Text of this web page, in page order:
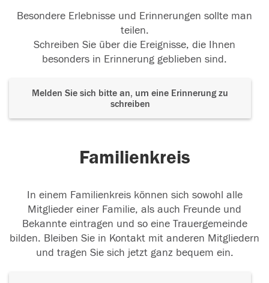
Besondere Erlebnisse und Erinnerungen sollte man
teilen.
Schreiben Sie über die Ereignisse, die Ihnen
besonders in Erinnerung geblieben sind.
Melden Sie sich bitte an, um eine Erinnerung zu
schreiben
Familienkreis
In einem Familienkreis können sich sowohl alle
Mitglieder einer Familie, als auch Freunde und
Bekannte eintragen und so eine Trauergemeinde
bilden. Bleiben Sie in Kontakt mit anderen Mitgliedern
und tragen Sie sich jetzt ganz bequem ein.